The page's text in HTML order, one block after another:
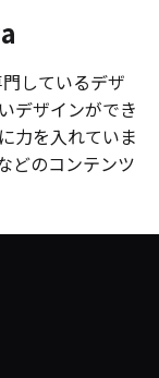
しているデザ
デザインができ
力を入れていま
どのコンテンツ